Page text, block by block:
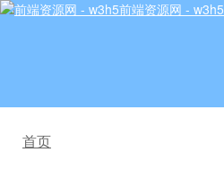
前端资源网 - w3h5
首页